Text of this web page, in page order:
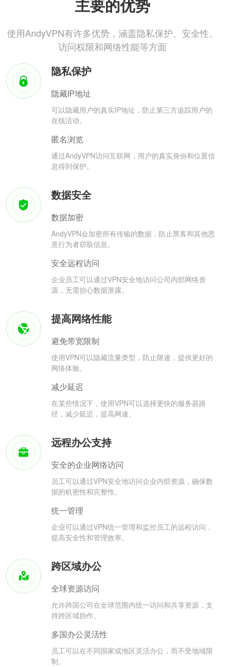
主要的优势
使用AndyVPN有许多优势，涵盖隐私保护、安全性、
访问权限和网络性能等方面
隐私保护
隐藏IP地址
可以隐藏用户的真实IP地址，防止第三方追踪用户的
在线活动。
匿名浏览
通过AndyVPN访问互联网，用户的真实身份和位置信
息得到保护。
数据安全
数据加密
AndyVPN会加密所有传输的数据，防止黑客和其他恶
意行为者窃取信息。
安全远程访问
企业员工可以通过VPN安全地访问公司内部网络资
源，无需担心数据泄露。
提高网络性能
避免带宽限制
使用VPN可以隐藏流量类型，防止限速，提供更好的
网络体验。
减少延迟
在某些情况下，使用VPN可以选择更快的服务器路
径，减少延迟，提高网速。
远程办公支持
安全的企业网络访问
员工可以通过VPN安全地访问企业内部资源，确保数
据的机密性和完整性。
统一管理
企业可以通过VPN统一管理和监控员工的远程访问，
提高安全性和管理效率。
跨区域办公
全球资源访问
允许跨国公司在全球范围内统一访问和共享资源，支
持跨区域协作。
多国办公灵活性
员工可以在不同国家或地区灵活办公，而不受地域限
制。